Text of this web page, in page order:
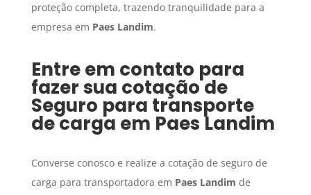
proteção completa, trazendo tranquilidade para a
empresa em Paes Landim.
Entre em contato para
fazer sua cotação de
Seguro para transporte
de carga em Paes Landim
Converse conosco e realize a cotação de seguro de
carga para transportadora em Paes Landim de